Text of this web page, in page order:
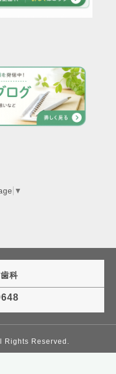
▼
科
Rights Reserved.